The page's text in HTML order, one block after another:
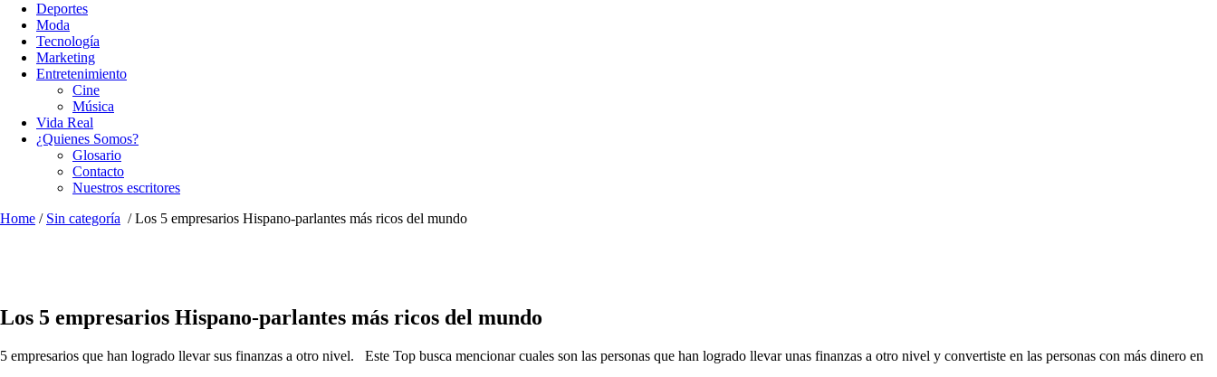
Deportes
Moda
Tecnología
Marketing
Entretenimiento
Cine
Música
Vida Real
¿Quienes Somos?
Glosario
Contacto
Nuestros escritores
Home / Sin categoría /Los 5 empresarios Hispano-parlantes más ricos del mundo
Los 5 empresarios Hispano-parlantes más ricos del mundo
5 empresarios que han logrado llevar sus finanzas a otro nivel. Este Top busca mencionar cuales son las personas que han logrado llevar unas finanzas a otro nivel y convertiste en las personas con más dinero en